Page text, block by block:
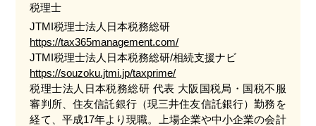
税理士
JTMI税理士法人日本税務総研
https://tax365management.com/
JTMI税理士法人日本税務総研/相続支援ナビ
https://souzoku.jtmi.jp/taxprime/
税理士法人日本税務総研 代表 大阪国税局・国税不服
審判所、住友信託銀行（現三井住友信託銀行）勤務を
経て、平成17年より現職。上場企業や中小企業の会計